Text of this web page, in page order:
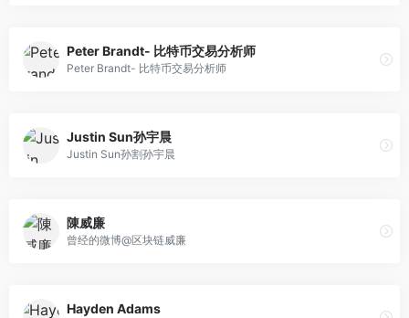
Peter Brandt- 比特币交易分析师
Peter Brandt- 比特币交易分析师
Justin Sun孙宇晨
Justin Sun孙割孙宇晨
陳威廉
曾经的微博@区块链威廉
Hayden Adams